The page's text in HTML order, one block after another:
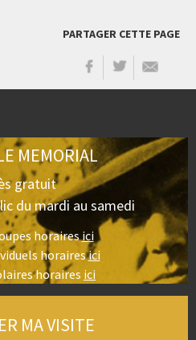
PARTAGER CETTE PAGE
MEMORIAL
gratuit
du mardi au samedi
horairesici
horairesici
horaires ici
MA VISITE